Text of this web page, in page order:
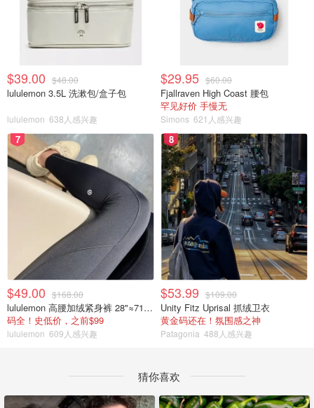
$39.00 $48.00
lululemon 3.5L 洗漱包/盒子包
lululemon 638人感兴趣
$29.95 $60.00
Fjallraven High Coast 腰包
罕见好价 手慢无
Simons 621人感兴趣
7
$49.00 $168.00
lululemon 高腰加绒紧身裤 28"≈71cm 5个口袋
码全！史低价，之前$99
lululemon 609人感兴趣
8
$53.99 $109.00
Unity Fitz Uprisal 抓绒卫衣
黄金码还在！氛围感之神
Patagonia 488人感兴趣
猜你喜欢